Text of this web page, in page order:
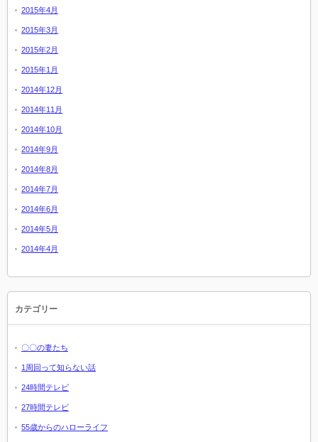
2015年4月
2015年3月
2015年2月
2015年1月
2014年12月
2014年11月
2014年10月
2014年9月
2014年8月
2014年7月
2014年6月
2014年5月
2014年4月
カテゴリー
〇〇の妻たち
1周回って知らない話
24時間テレビ
27時間テレビ
55歳からのハローライフ